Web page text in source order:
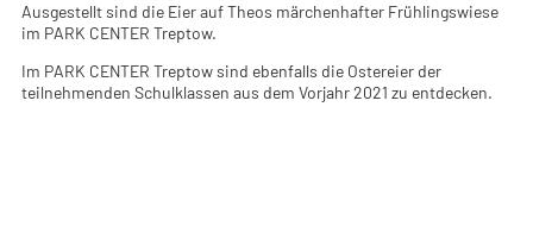
Ausgestellt sind die Eier auf Theos märchenhafter Frühlingswiese
im PARK CENTER Treptow.
Im PARK CENTER Treptow sind ebenfalls die Ostereier der
teilnehmenden Schulklassen aus dem Vorjahr 2021 zu entdecken.